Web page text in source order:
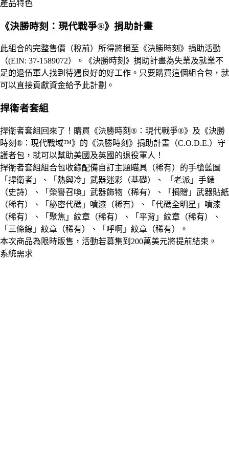
產品特色
《決勝時刻：現代戰爭®》捐助計畫
此組合的完整售價（稅前）所得將捐至《決勝時刻》捐助活動
（(EIN: 37-1589072）。《決勝時刻》捐助計畫為失業及就業不
足的退伍軍人找到待遇良好的好工作。只要購買這個組合包，就
可以直接貢獻資金給予此計劃。
捍衛者套組
捍衛者套組回來了！購買《決勝時刻®：現代戰爭®》及《決勝
時刻®：現代戰域™》的《決勝時刻》捐助計畫（C.O.D.E.）守
護者包，就可以幫助美國及英國的退役軍人！
捍衛者套組組合包收錄配備自訂主題瞄具（稀有）的手槍藍圖
「捍衛者」、「熱與冷」武器迷彩（基礎）、 「老派」手錶
（史詩）、「榮譽召喚」武器飾物（稀有）、「捐贈」武器貼紙
（稀有）、「秘密代碼」噴漆（稀有）、「代碼全明星」噴漆
（稀有）、「聚焦」紋章（稀有）、「平背」紋章（稀有）、
「三條線」紋章（稀有）、「呼啊」紋章（稀有）。
本次商品為限時販售，活動若募集到200萬美元將提前結束。
系統需求